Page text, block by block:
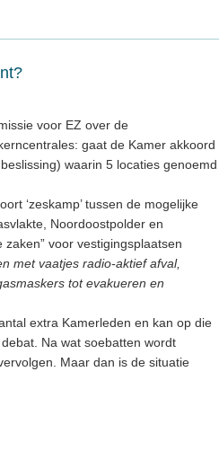
voor EZ over de
gaat de Kamer akkoord
waarin 5 locaties genoemd
‘zeskamp’ tussen de mogelijke
Noordoostpolder en
zaken” voor vestigingsplaatsen
met vaatjes radio-aktief afval,
tot evakueren en
extra Kamerleden en kan op die
Na wat soebatten wordt
Maar dan is de situatie